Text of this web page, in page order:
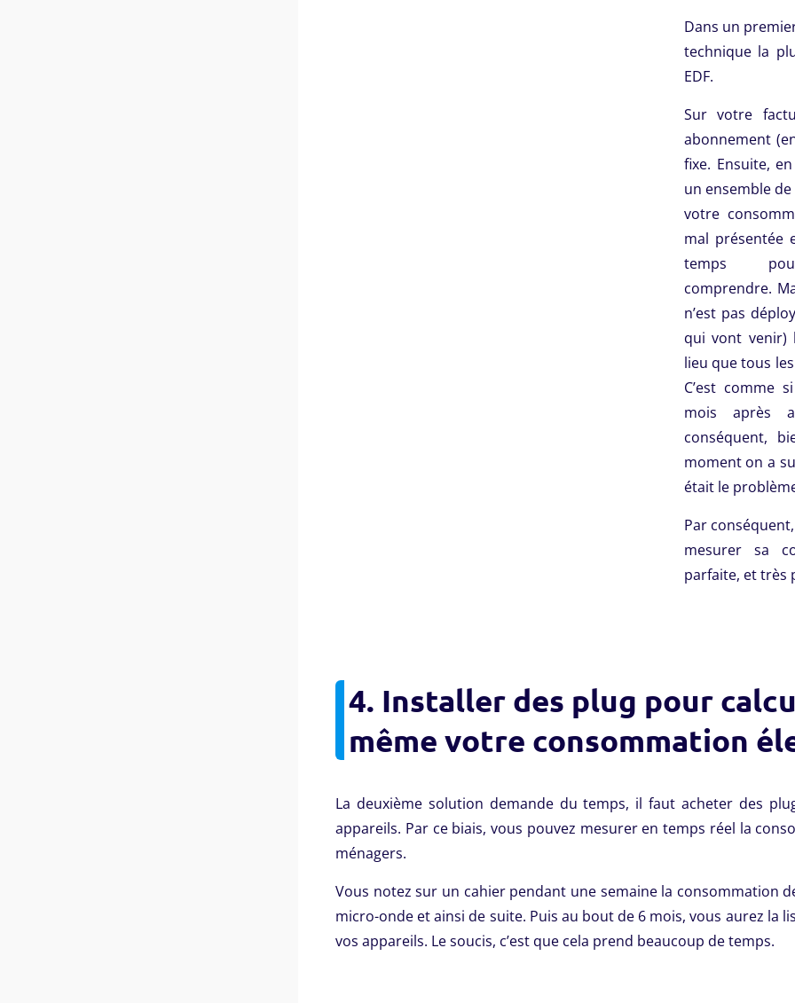
Dans un
technique la
EDF.
Sur votre
abonnement
fixe. Ensuite,
un ensemble
votre
mal présentée
temps
comprendre.
n’est pas
qui vont venir)
lieu que tous
C’est comme
mois après
conséquent,
moment on a
était le
Par
mesurer sa
parfaite, et très
4. Installer des plug pour
même votre consommation
La deuxième solution demande du temps, il faut acheter des
appareils. Par ce biais, vous pouvez mesurer en temps réel la
ménagers.
Vous notez sur un cahier pendant une semaine la consommation
micro-onde et ainsi de suite. Puis au bout de 6 mois, vous aurez la
vos appareils. Le soucis, c’est que cela prend beaucoup de temps.